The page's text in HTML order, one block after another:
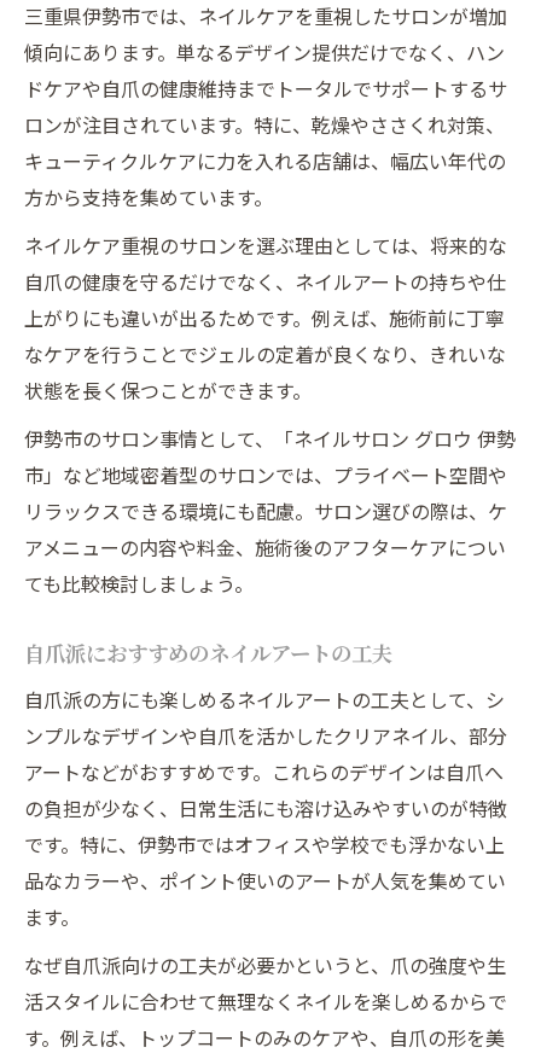
三重県伊勢市では、ネイルケアを重視したサロンが増加
傾向にあります。単なるデザイン提供だけでなく、ハン
ドケアや自爪の健康維持までトータルでサポートするサ
ロンが注目されています。特に、乾燥やささくれ対策、
キューティクルケアに力を入れる店舗は、幅広い年代の
方から支持を集めています。
ネイルケア重視のサロンを選ぶ理由としては、将来的な
自爪の健康を守るだけでなく、ネイルアートの持ちや仕
上がりにも違いが出るためです。例えば、施術前に丁寧
なケアを行うことでジェルの定着が良くなり、きれいな
状態を長く保つことができます。
伊勢市のサロン事情として、「ネイルサロン グロウ 伊勢
市」など地域密着型のサロンでは、プライベート空間や
リラックスできる環境にも配慮。サロン選びの際は、ケ
アメニューの内容や料金、施術後のアフターケアについ
ても比較検討しましょう。
自爪派におすすめのネイルアートの工夫
自爪派の方にも楽しめるネイルアートの工夫として、シ
ンプルなデザインや自爪を活かしたクリアネイル、部分
アートなどがおすすめです。これらのデザインは自爪へ
の負担が少なく、日常生活にも溶け込みやすいのが特徴
です。特に、伊勢市ではオフィスや学校でも浮かない上
品なカラーや、ポイント使いのアートが人気を集めてい
ます。
なぜ自爪派向けの工夫が必要かというと、爪の強度や生
活スタイルに合わせて無理なくネイルを楽しめるからで
す。例えば、トップコートのみのケアや、自爪の形を美